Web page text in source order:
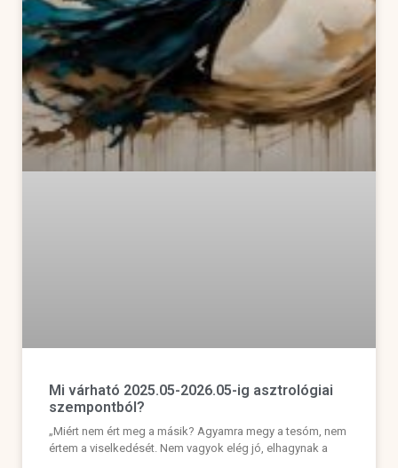
Mi várható 2025.05-2026.05-ig asztrológiai
szempontból?
„Miért nem ért meg a másik? Agyamra megy a tesóm, nem
értem a viselkedését. Nem vagyok elég jó, elhagynak a